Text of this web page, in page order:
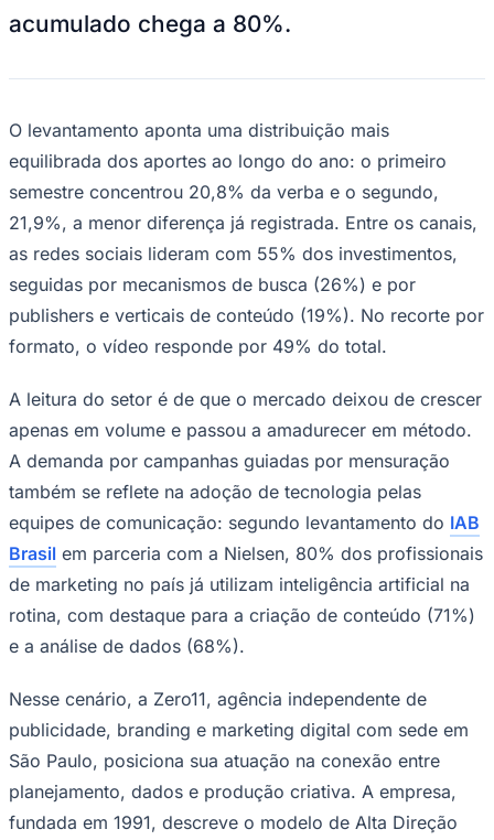
Ceará
acumulado chega a 80%.
O levantamento aponta uma distribuição mais
equilibrada dos aportes ao longo do ano: o primeiro
semestre concentrou 20,8% da verba e o segundo,
21,9%, a menor diferença já registrada. Entre os canais,
as redes sociais lideram com 55% dos investimentos,
seguidas por mecanismos de busca (26%) e por
publishers e verticais de conteúdo (19%). No recorte por
formato, o vídeo responde por 49% do total.
A leitura do setor é de que o mercado deixou de crescer
apenas em volume e passou a amadurecer em método.
A demanda por campanhas guiadas por mensuração
também se reflete na adoção de tecnologia pelas
equipes de comunicação: segundo levantamento do IAB
Brasil em parceria com a Nielsen, 80% dos profissionais
de marketing no país já utilizam inteligência artificial na
rotina, com destaque para a criação de conteúdo (71%)
e a análise de dados (68%).
Nesse cenário, a Zero11, agência independente de
publicidade, branding e marketing digital com sede em
São Paulo, posiciona sua atuação na conexão entre
planejamento, dados e produção criativa. A empresa,
fundada em 1991, descreve o modelo de Alta Direção